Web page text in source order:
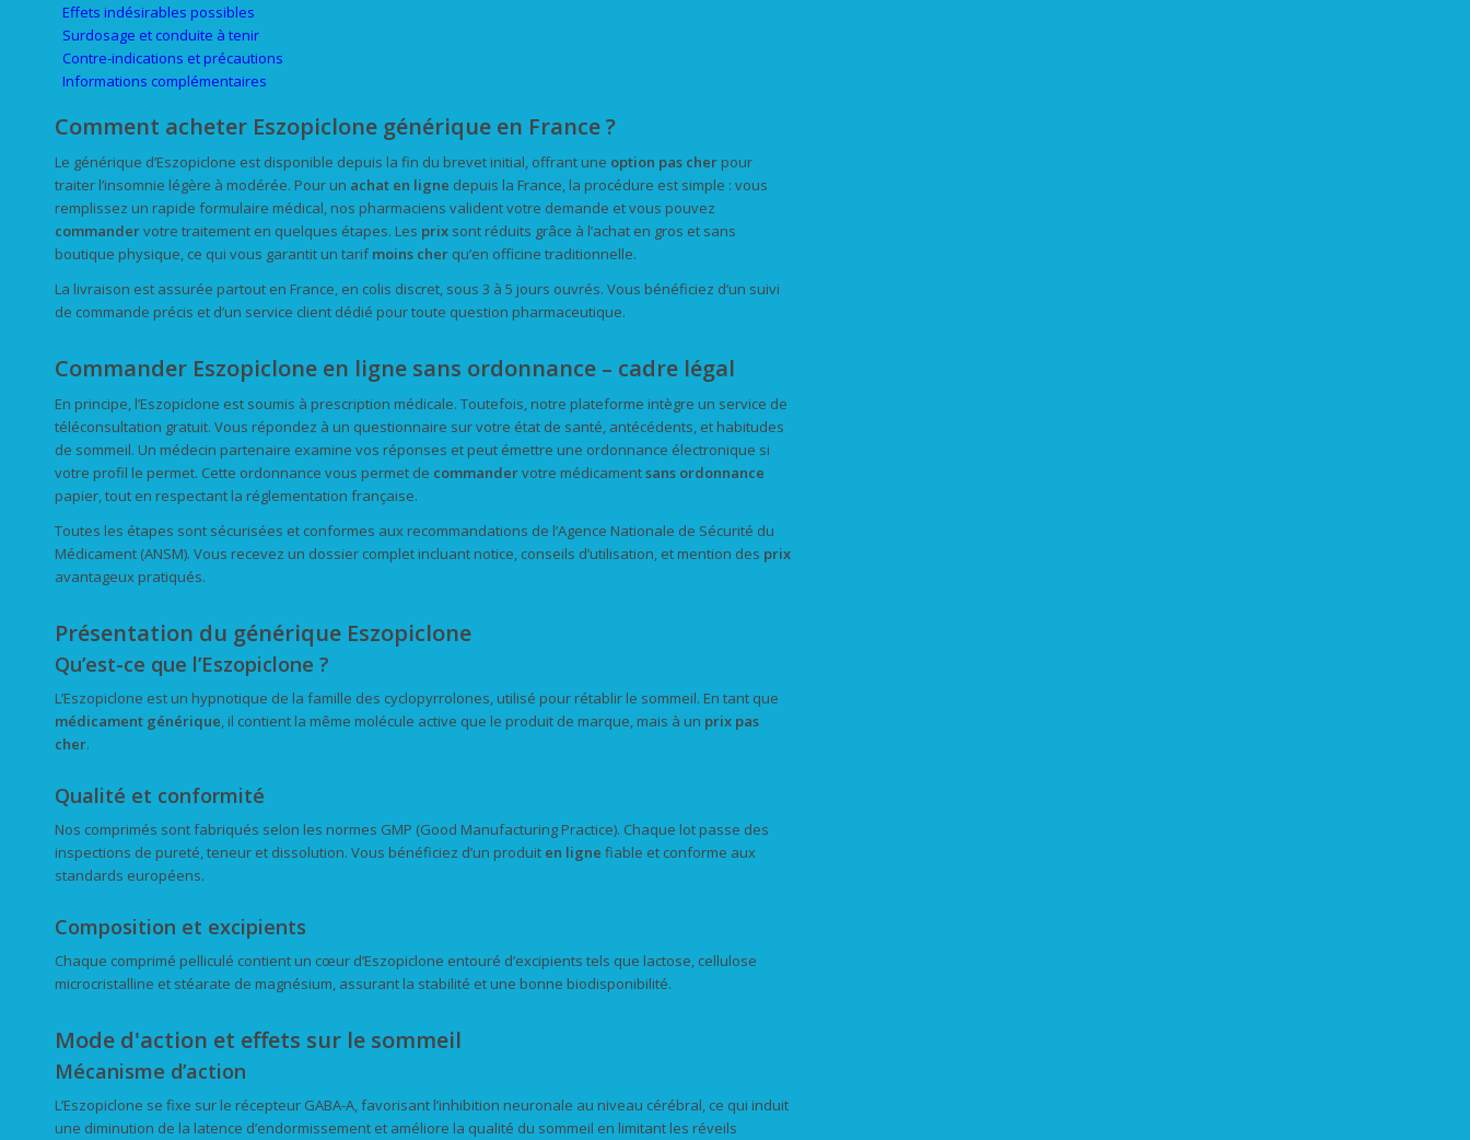
Effets indésirables possibles
Surdosage et conduite à tenir
Contre-indications et précautions
Informations complémentaires
Comment acheter Eszopiclone générique en France ?
Le générique d’Eszopiclone est disponible depuis la fin du brevet initial, offrant une option pas cher pour
traiter l’insomnie légère à modérée. Pour un achat en ligne depuis la France, la procédure est simple : vous
remplissez un rapide formulaire médical, nos pharmaciens valident votre demande et vous pouvez
commandervotre traitement en quelques étapes. Les prix sont réduits grâce à l’achat en gros et sans
boutique physique, ce qui vous garantit un tarifmoins cher qu’en officine traditionnelle.
La livraison est assurée partout en France, en colis discret, sous 3 à 5 jours ouvrés. Vous bénéficiez d’un suivi
de commande précis et d’un service client dédié pour toute question pharmaceutique.
Commander Eszopiclone en ligne sans ordonnance – cadre légal
En principe, l’Eszopiclone est soumis à prescription médicale. Toutefois, notre plateforme intègre un service de
téléconsultation gratuit. Vous répondez à un questionnaire sur votre état de santé, antécédents, et habitudes
de sommeil. Un médecin partenaire examine vos réponses et peut émettre une ordonnance électronique si
votre profil le permet. Cette ordonnance vous permet de commandervotre médicamentsans ordonnance
papier, tout en respectant la réglementation française.
Toutes les étapes sont sécurisées et conformes aux recommandations de l’Agence Nationale de Sécurité du
Médicament (ANSM). Vous recevez un dossier complet incluant notice, conseils d’utilisation, et mention des prix
avantageux pratiqués.
Présentation du générique Eszopiclone
Qu’est-ce que l’Eszopiclone ?
L’Eszopiclone est un hypnotique de la famille des cyclopyrrolones, utilisé pour rétablir le sommeil. En tant que
médicament générique, il contient la même molécule active que le produit de marque, mais à un prix pas
cher.
Qualité et conformité
Nos comprimés sont fabriqués selon les normes GMP (Good Manufacturing Practice). Chaque lot passe des
inspections de pureté, teneur et dissolution. Vous bénéficiez d’un produit en ligne fiable et conforme aux
standards européens.
Composition et excipients
Chaque comprimé pelliculé contient un cœur d’Eszopiclone entouré d’excipients tels que lactose, cellulose
microcristalline et stéarate de magnésium, assurant la stabilité et une bonne biodisponibilité.
Mode d'action et effets sur le sommeil
Mécanisme d’action
L’Eszopiclone se fixe sur le récepteur GABA-A, favorisant l’inhibition neuronale au niveau cérébral, ce qui induit
une diminution de la latence d’endormissement et améliore la qualité du sommeil en limitant les réveils